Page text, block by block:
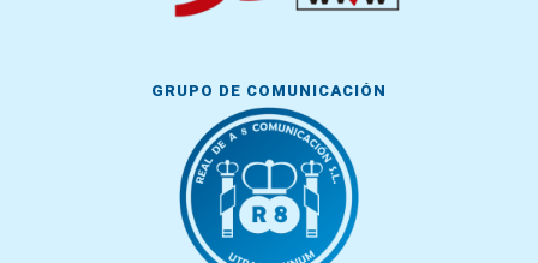
GRUPO DE COMUNICACIÓN